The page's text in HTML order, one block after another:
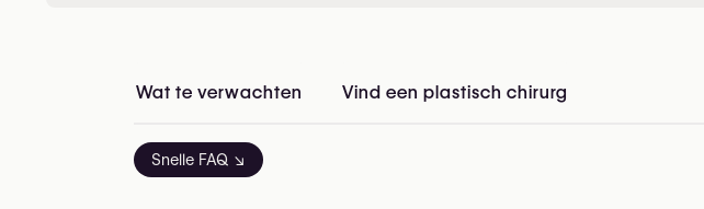
Wat te verwachten Vind een plastisch chirurg
Snelle FAQ ↘